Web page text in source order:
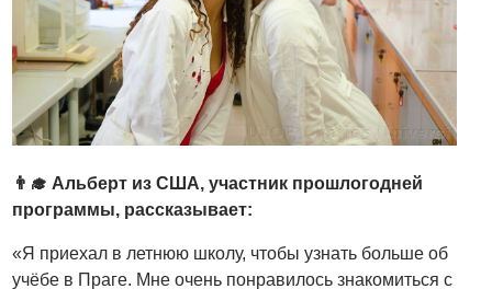
👨‍🎓 Альберт из США, участник прошлогодней
программы, рассказывает:
«Я приехал в летнюю школу, чтобы узнать больше об
учёбе в Праге. Мне очень понравилось знакомиться с